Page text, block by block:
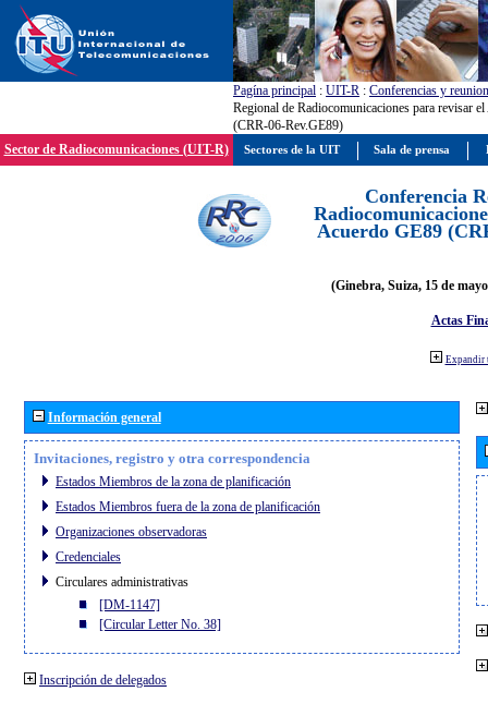
Pagína principal : UIT-R : Conferencias y
Regional de Radiocomunicaciones para revisar
(CRR-06-Rev.GE89)
Sector de Radiocomunicaciones (UIT-R)
Conferencia
Acuerdo GE89
(Ginebra, Suiza, 15 de
Actas
Expandir
Información general
Invitaciones, registro y otra correspondencia
Estados Miembros de la zona de planificación
Estados Miembros fuera de la zona de planificación
Organizaciones observadoras
Credenciales
Circulares administrativas
[DM-1147]
[Circular Letter No. 38]
Inscripción de delegados
Sectores de la UIT Sala de prensa